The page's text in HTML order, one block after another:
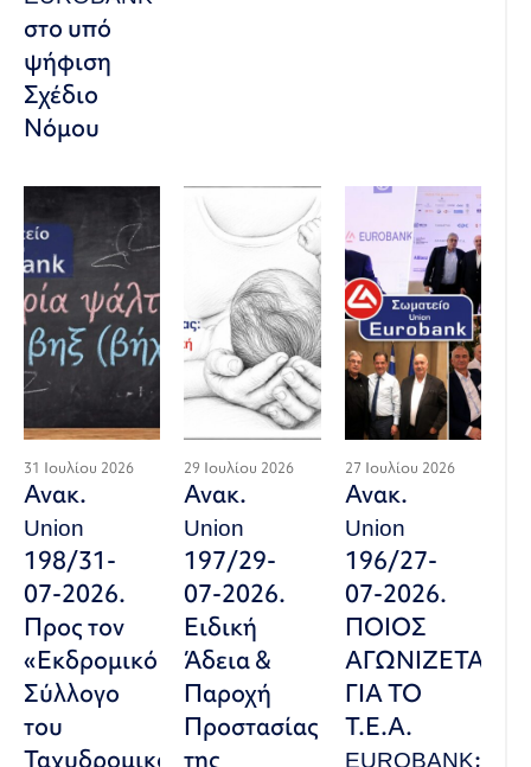
στο υπό
ψήφιση
Σχέδιο
Νόμου
31 Ιουλίου 2026
Ανακ.
Union
198/31-
07-2026.
Προς τον
«Εκδρομικό
Σύλλογο
του
Ταχυδρομικού
29 Ιουλίου 2026
Ανακ.
Union
197/29-
07-2026.
Ειδική
Άδεια &
Παροχή
Προστασίας
της
27 Ιουλίου 2026
Ανακ.
Union
196/27-
07-2026.
ΠΟΙΟΣ
ΑΓΩΝΙΖΕΤΑΙ
ΓΙΑ ΤΟ
Τ.Ε.Α.
EUROBANK;